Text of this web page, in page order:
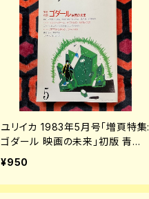
ユリイカ 1983年5月号「増頁特集:
ゴダール 映画の未来」初版 青土
社 四方田犬彦 黒沢清 松浦寿輝
¥950